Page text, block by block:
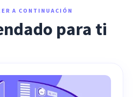
A CONTINUACIÓN
para ti